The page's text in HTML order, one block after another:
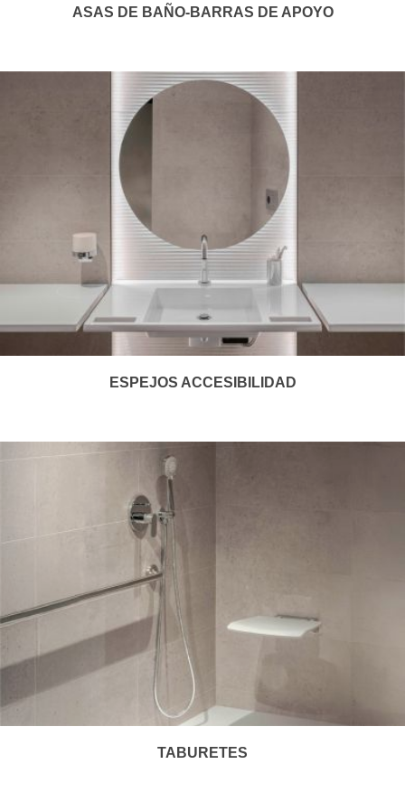
ASAS DE BAÑO-BARRAS DE APOYO
ESPEJOS ACCESIBILIDAD
TABURETES